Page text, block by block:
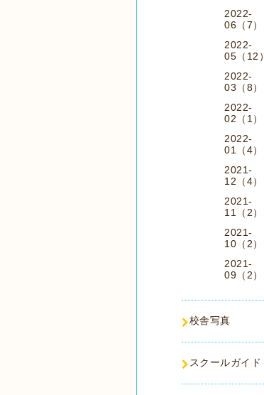
2022-
06（7）
2022-
05（12）
2022-
03（8）
2022-
02（1）
2022-
01（4）
2021-
12（4）
2021-
11（2）
2021-
10（2）
2021-
09（2）
校舎写真
スクールガイド